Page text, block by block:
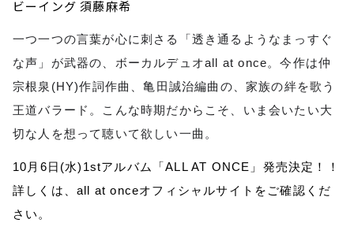
ビーイング 須藤麻希
一つ一つの言葉が心に刺さる「透き通るようなまっすぐ
な声」が武器の、ボーカルデュオall at once。今作は仲
宗根泉(HY)作詞作曲、亀田誠治編曲の、家族の絆を歌う
王道バラード。こんな時期だからこそ、いま会いたい大
切な人を想って聴いて欲しい一曲。
10月6日(水)1stアルバム「ALL AT ONCE」発売決定！！
詳しくは、all at onceオフィシャルサイトをご確認くだ
さい。